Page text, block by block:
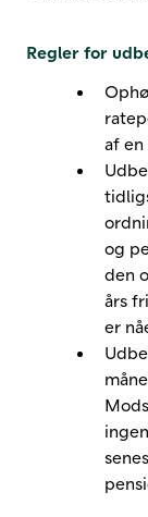
Regler for
af en
og
den
års
er